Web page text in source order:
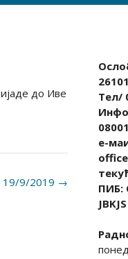
до Иве
19/9/2019 →
Тел/
е-
ПИБ: